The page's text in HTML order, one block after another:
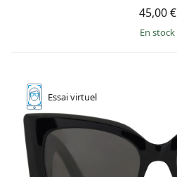
45,00 €
en stock
Essaivirtuel